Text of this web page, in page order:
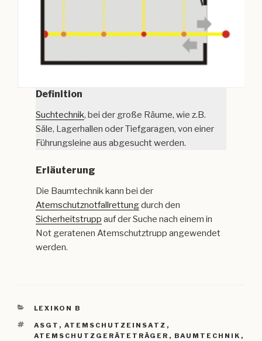
Definition
Suchtechnik, bei der große Räume, wie z.B.
Säle, Lagerhallen oder Tiefgaragen, von einer
Führungsleine aus abgesucht werden.
Erläuterung
Die Baumtechnik kann bei der
Atemschutznotfallrettungdurch den
Sicherheitstrupp auf der Suche nach einem in
Not geratenen Atemschutztrupp angewendet
werden.
KATEGORIEN
LEXIKON B
SCHLAGWÖRTER
ASGT , ATEMSCHUTZEINSATZ ,
ATEMSCHUTZGERÄTETRÄGER , BAUMTECHNIK ,